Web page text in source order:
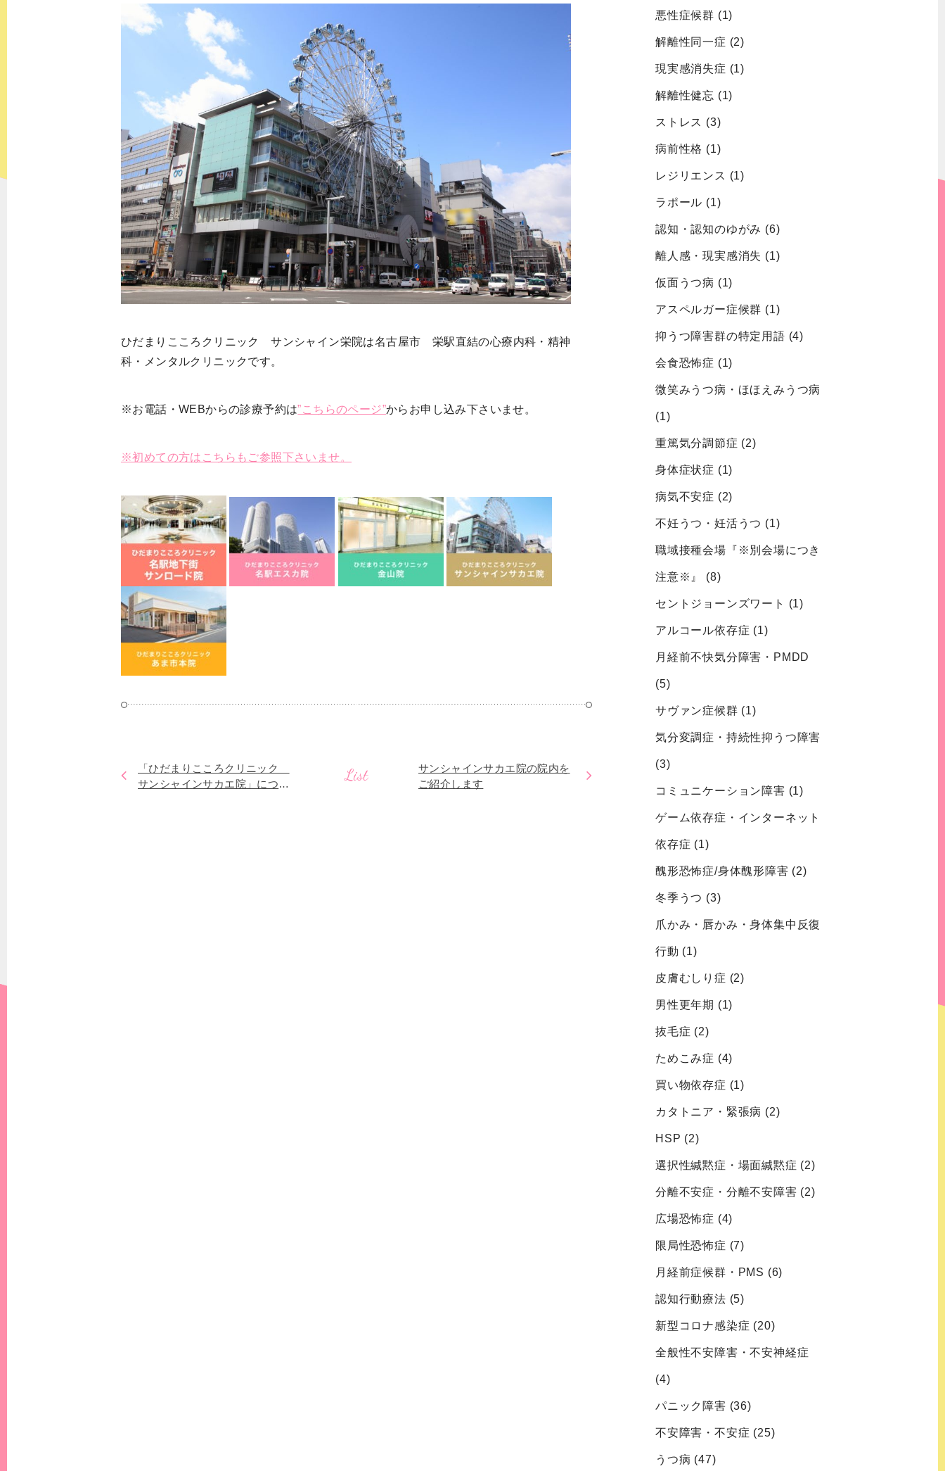
ひだまりこころクリニック サンシャイン栄院は名古屋市 栄駅直結の心療内科・精神
科・メンタルクリニックです。
※お電話・WEBからの診療予約は”こちらのページ”からお申し込み下さいませ。
※初めての方はこちらもご参照下さいませ。
「ひだまりこころクリニック
サンシャインサカエ院」につい
List
サンシャインサカエ院の院内を
ご紹介します
悪性症候群 (1)
解離性同一症 (2)
現実感消失症 (1)
解離性健忘 (1)
ストレス (3)
病前性格 (1)
レジリエンス (1)
ラポール (1)
認知・認知のゆがみ (6)
離人感・現実感消失 (1)
仮面うつ病 (1)
アスペルガー症候群 (1)
抑うつ障害群の特定用語 (4)
会食恐怖症 (1)
微笑みうつ病・ほほえみうつ病
(1)
重篤気分調節症 (2)
身体症状症 (1)
病気不安症 (2)
不妊うつ・妊活うつ (1)
職域接種会場『※別会場につき
注意※』 (8)
セントジョーンズワート (1)
アルコール依存症 (1)
月経前不快気分障害・PMDD
(5)
サヴァン症候群 (1)
気分変調症・持続性抑うつ障害
(3)
コミュニケーション障害 (1)
ゲーム依存症・インターネット
依存症 (1)
醜形恐怖症/身体醜形障害 (2)
冬季うつ (3)
爪かみ・唇かみ・身体集中反復
行動 (1)
皮膚むしり症 (2)
男性更年期 (1)
抜毛症 (2)
ためこみ症 (4)
買い物依存症 (1)
カタトニア・緊張病 (2)
HSP (2)
選択性緘黙症・場面緘黙症 (2)
分離不安症・分離不安障害 (2)
広場恐怖症 (4)
限局性恐怖症 (7)
月経前症候群・PMS (6)
認知行動療法 (5)
新型コロナ感染症 (20)
全般性不安障害・不安神経症
(4)
パニック障害 (36)
不安障害・不安症 (25)
うつ病 (47)